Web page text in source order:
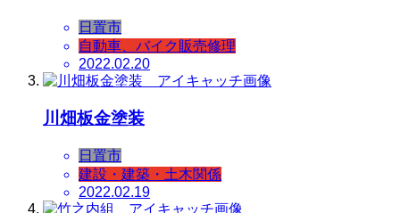
日置市
自動車、バイク販売修理
2022.02.20
川畑板金塗装
日置市
建設・建築・土木関係
2022.02.19